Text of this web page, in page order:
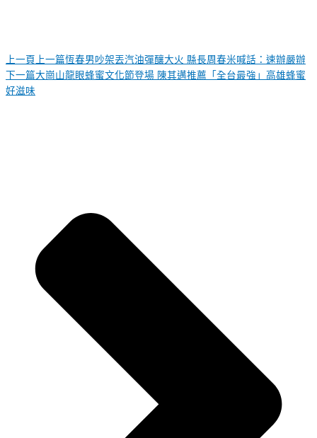
上一頁 上一篇恆春男吵架丟汽油彈釀大火 縣長周春米喊話：速辦嚴辦
下一篇大崗山龍眼蜂蜜文化節登場 陳其邁推薦「全台最強」高雄蜂蜜
好滋味